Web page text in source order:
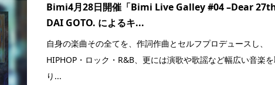
Bimi4月28日開催「Bimi Live Galley #04 –Dear
DAI GOTO. によるキ...
自身の楽曲その全てを、作詞作曲とセルフプロデュースし、
HIPHOP・ロック・R&B、更には演歌や歌謡など幅広い音楽を
り...